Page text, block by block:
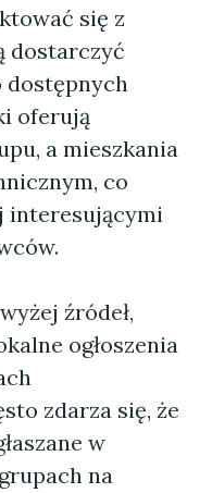
się z
dostarczyć
oferują
a mieszkania
co
interesującymi
źródeł,
ogłoszenia
zdarza się, że
w
na